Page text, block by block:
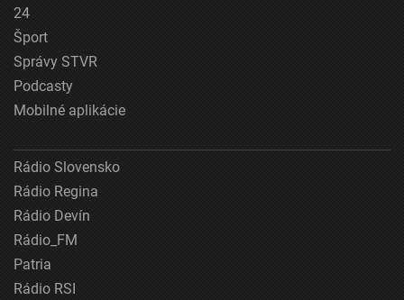
24
Šport
Správy STVR
Podcasty
Mobilné aplikácie
Rádio Slovensko
Rádio Regina
Rádio Devín
Rádio_FM
Patria
Rádio RSI